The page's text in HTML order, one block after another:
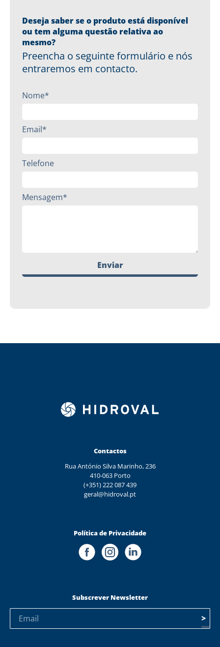
Deseja saber se o produto está disponível
ou tem alguma questão relativa ao
mesmo?
Preencha o seguinte formulário e nós
entraremos em contacto.
Nome*
Email*
Telefone
Mensagem*
Enviar
Contactos
Rua António Silva Marinho, 236
410-063 Porto
(+351) 222 087 439
geral@hidroval.pt
Política de Privacidade
Subscrever Newsletter
>